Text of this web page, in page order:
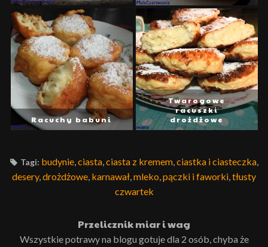
Racuchy babuni
Twarogowe
racuszki
drożdżowe
Tagi: budynie, ciasta, ciasta z kremem, ciastka i ciasteczka,
desery, drożdżowe karnawał mleko pączki i faworki tłusty
czwartek
Przelicznik miar i wag
Wszystkie potrawy na blogu gotuje dla 2 osób, chyba że